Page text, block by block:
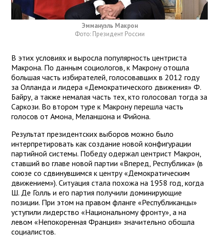
Эммануэль Макрон
Фото: Президент России
В этих условиях и выросла популярность центриста
Макрона. По данным социологов, к Макрону отошла
большая часть избирателей, голосовавших в 2012 году
за Олланда и лидера «Демократического движения» Ф.
Байру, а также немалая часть тех, кто голосовал тогда за
Саркози. Во втором туре к Макрону перешла часть
голосов от Амона, Меланшона и Фийона.
Результат президентских выборов можно было
интерпретировать как создание новой конфигурации
партийной системы. Победу одержал центрист Макрон,
ставший во главе новой партии «Вперед, Республика» (в
союзе со сдвинувшимся к центру «Демократическим
движением»). Ситуация стала похожа на 1958 год, когда
Ш. Де Голль и его партия получили доминирующие
позиции. При этом на правом фланге «Республиканцы»
уступили лидерство «Национальному фронту», а на
левом «Непокоренная Франция» значительно обошла
социалистов.